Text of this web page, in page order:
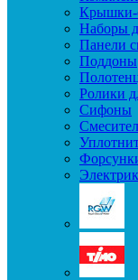
Крышки-
Наборы
Панели
Поддоны
Ролики
Сифоны